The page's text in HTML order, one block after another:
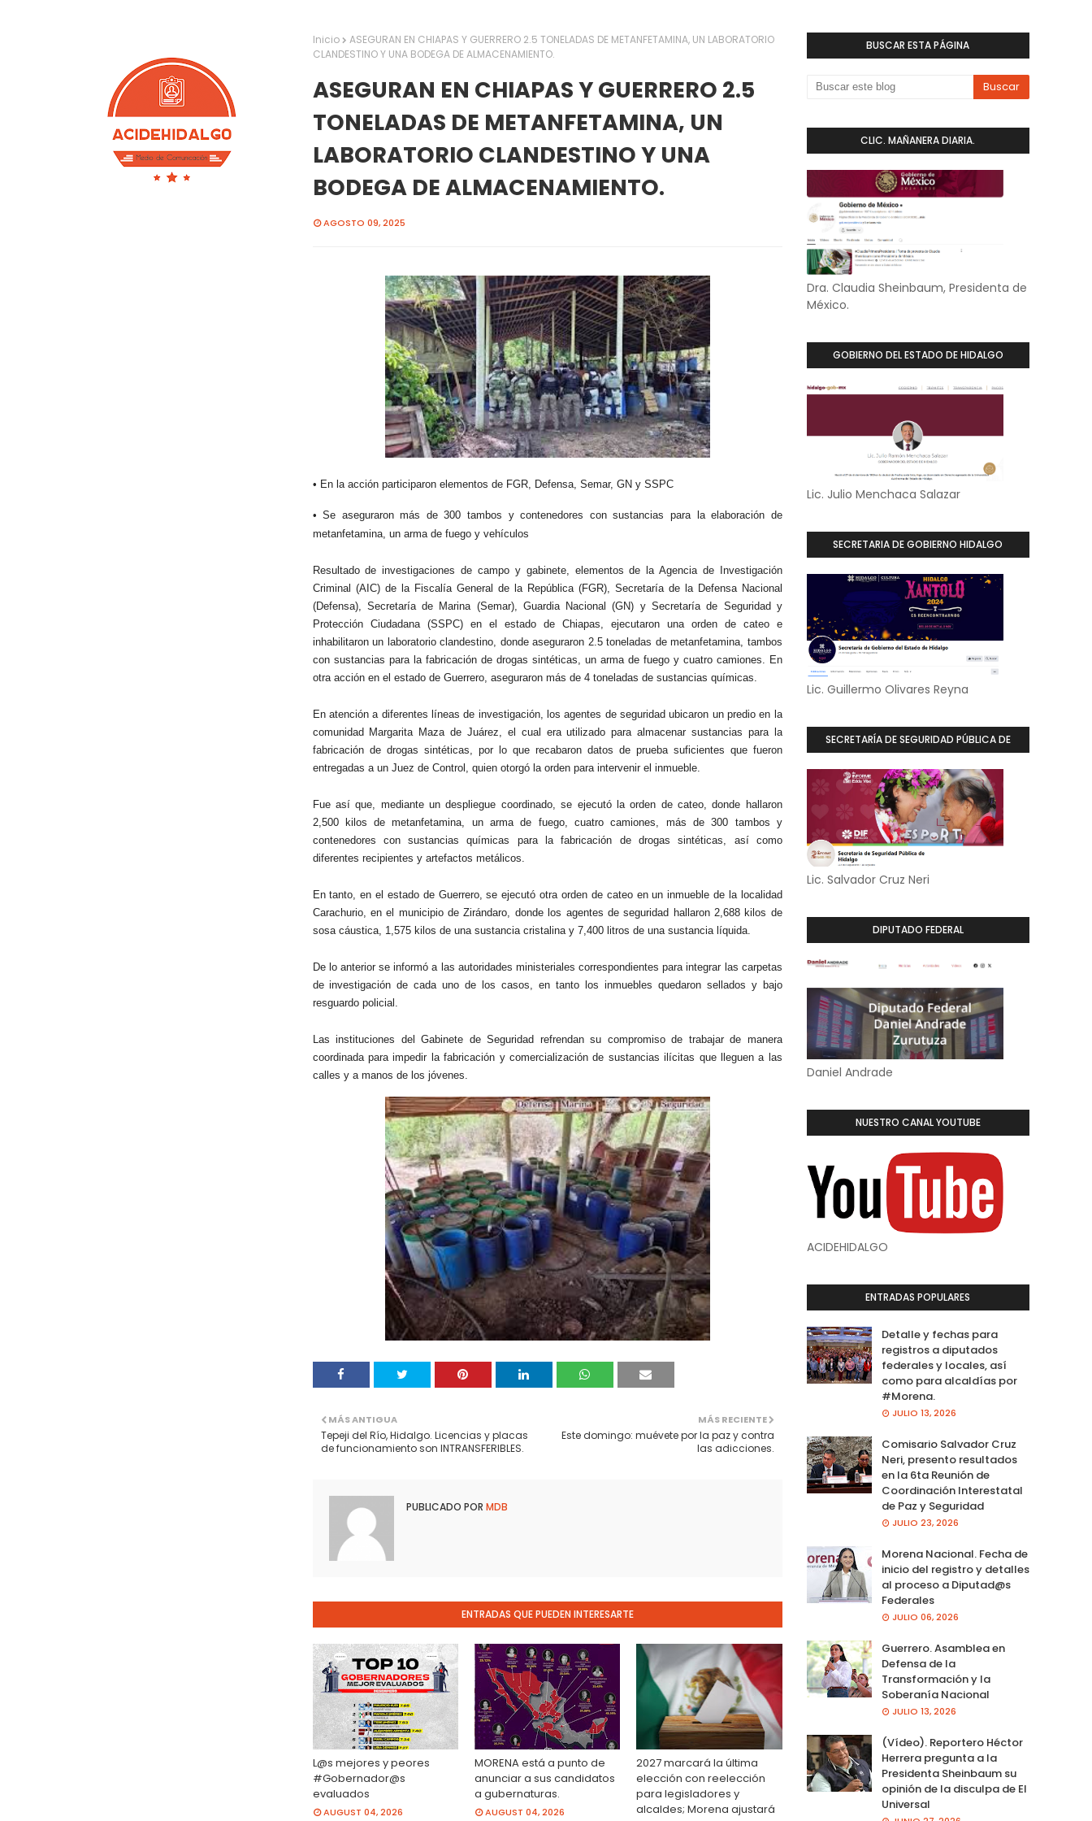
Inicio
ASEGURAN EN CHIAPAS Y GUERRERO 2.5 TONELADAS DE METANFETAMINA, UN LABORATORIO
CLANDESTINO Y UNA BODEGA DE ALMACENAMIENTO.
ASEGURAN EN CHIAPAS Y GUERRERO 2.5
TONELADAS DE METANFETAMINA, UN
LABORATORIO CLANDESTINO Y UNA
BODEGA DE ALMACENAMIENTO.
AGOSTO 09, 2025
• En la acción participaron elementos de FGR, Defensa, Semar, GN y SSPC
• Se aseguraron más de 300 tambos y contenedores con sustancias para la elaboración de
metanfetamina, un arma de fuego y vehículos
Resultado de investigaciones de campo y gabinete, elementos de la Agencia de Investigación
Criminal (AIC) de la Fiscalía General de la República (FGR), Secretaría de la Defensa Nacional
(Defensa), Secretaría de Marina (Semar), Guardia Nacional (GN) y Secretaría de Seguridad y
Protección Ciudadana (SSPC) en el estado de Chiapas, ejecutaron una orden de cateo e
inhabilitaron un laboratorio clandestino, donde aseguraron 2.5 toneladas de metanfetamina, tambos
con sustancias para la fabricación de drogas sintéticas, un arma de fuego y cuatro camiones. En
otra acción en el estado de Guerrero, aseguraron más de 4 toneladas de sustancias químicas.
En atención a diferentes líneas de investigación, los agentes de seguridad ubicaron un predio en la
comunidad Margarita Maza de Juárez, el cual era utilizado para almacenar sustancias para la
fabricación de drogas sintéticas, por lo que recabaron datos de prueba suficientes que fueron
entregadas a un Juez de Control, quien otorgó la orden para intervenir el inmueble.
Fue así que, mediante un despliegue coordinado, se ejecutó la orden de cateo, donde hallaron
2,500 kilos de metanfetamina, un arma de fuego, cuatro camiones, más de 300 tambos y
contenedores con sustancias químicas para la fabricación de drogas sintéticas, así como
diferentes recipientes y artefactos metálicos.
En tanto, en el estado de Guerrero, se ejecutó otra orden de cateo en un inmueble de la localidad
Carachurio, en el municipio de Zirándaro, donde los agentes de seguridad hallaron 2,688 kilos de
sosa cáustica, 1,575 kilos de una sustancia cristalina y 7,400 litros de una sustancia líquida.
De lo anterior se informó a las autoridades ministeriales correspondientes para integrar las carpetas
de investigación de cada uno de los casos, en tanto los inmuebles quedaron sellados y bajo
resguardo policial.
Las instituciones del Gabinete de Seguridad refrendan su compromiso de trabajar de manera
coordinada para impedir la fabricación y comercialización de sustancias ilícitas que lleguen a las
calles y a manos de los jóvenes.
MÁS RECIENTE
Este domingo: muévete por la paz y contra
las adicciones.
MÁS ANTIGUA
Tepeji del Río, Hidalgo. Licencias y placas
de funcionamiento son INTRANSFERIBLES.
PUBLICADO POR MDB
ENTRADAS QUE PUEDEN INTERESARTE
L@s mejores y peores
#Gobernador@s
evaluados
AUGUST 04, 2026
MORENA está a punto de
anunciar a sus candidatos
a gubernaturas.
AUGUST 04, 2026
2027 marcará la última
elección con reelección
para legisladores y
alcaldes; Morena ajustará
BUSCAR ESTA PÁGINA
CLIC. MAÑANERA DIARIA.
Dra. Claudia Sheinbaum, Presidenta de
México.
GOBIERNO DEL ESTADO DE HIDALGO
Lic. Julio Menchaca Salazar
SECRETARIA DE GOBIERNO HIDALGO
Lic. Guillermo Olivares Reyna
SECRETARÍA DE SEGURIDAD PÚBLICA DE
Lic. Salvador Cruz Neri
DIPUTADO FEDERAL
Daniel Andrade
NUESTRO CANAL YOUTUBE
ACIDEHIDALGO
ENTRADAS POPULARES
Detalle y fechas para
registros a diputados
federales y locales, así
como para alcaldías por
#Morena.
JULIO 13, 2026
Comisario Salvador Cruz
Neri, presento resultados
en la 6ta Reunión de
Coordinación Interestatal
de Paz y Seguridad
JULIO 23, 2026
Morena Nacional. Fecha de
inicio del registro y detalles
al proceso a Diputad@s
Federales
JULIO 06, 2026
Guerrero. Asamblea en
Defensa de la
Transformación y la
Soberanía Nacional
JULIO 13, 2026
(Vídeo). Reportero Héctor
Herrera pregunta a la
Presidenta Sheinbaum su
opinión de la disculpa de El
Universal